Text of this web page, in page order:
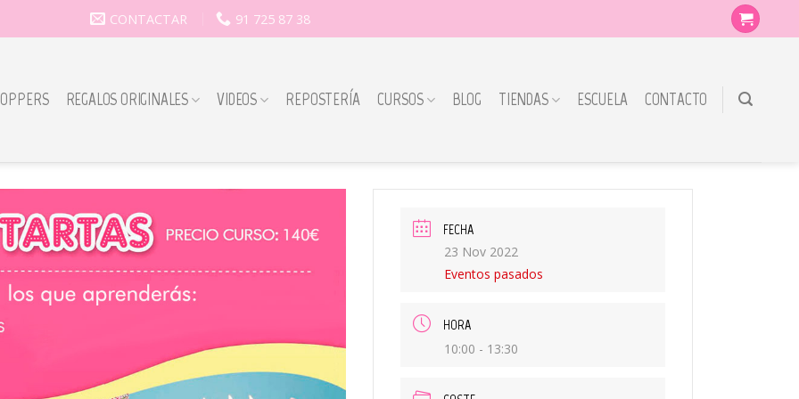
CONTACTAR 91 725 87 38
REGALOS ORIGINALES VIDEOS REPOSTERÍA CURSOS BLOG TIENDAS ESCUELA CONTACTO
FECHA
23 Nov 2022
Eventos pasados
HORA
10:00 - 13:30